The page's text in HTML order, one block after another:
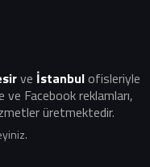
ve İstanbulofisleriyle
ve Facebook reklamları,
üretmektedir.